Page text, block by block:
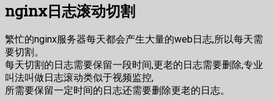
nginx日志滚动切割
繁忙的nginx服务器每天都会产生大量的web日志,所以每天需
要切割。
每天切割的日志需要保留一段时间,更老的日志需要删除,专业
叫法叫做日志滚动类似于视频监控,
所需要保留一定时间的日志还需要删除更老的日志。